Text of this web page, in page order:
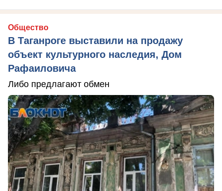
Общество
В Таганроге выставили на продажу
объект культурного наследия, Дом
Рафаиловича
Либо предлагают обмен